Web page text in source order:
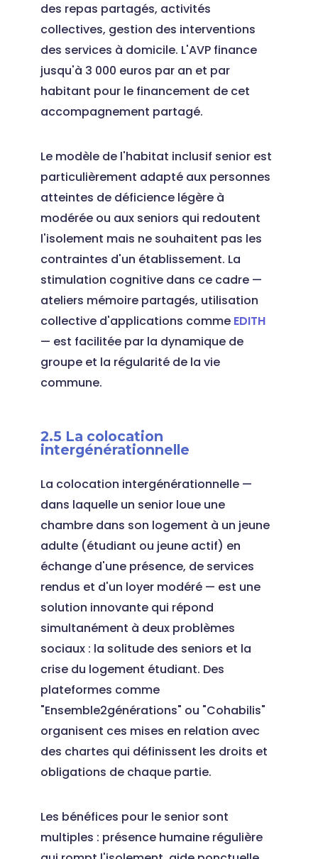
des repas partagés, activités
collectives, gestion des interventions
des services à domicile. L'AVP finance
jusqu'à 3 000 euros par an et par
habitant pour le financement de cet
accompagnement partagé.
Le modèle de l'habitat inclusif senior est
particulièrement adapté aux personnes
atteintes de déficience légère à
modérée ou aux seniors qui redoutent
l'isolement mais ne souhaitent pas les
contraintes d'un établissement. La
stimulation cognitive dans ce cadre —
ateliers mémoire partagés, utilisation
collective d'applications comme EDITH
— est facilitée par la dynamique de
groupe et la régularité de la vie
commune.
2.5 La colocation
intergénérationnelle
La colocation intergénérationnelle —
dans laquelle un senior loue une
chambre dans son logement à un jeune
adulte (étudiant ou jeune actif) en
échange d'une présence, de services
rendus et d'un loyer modéré — est une
solution innovante qui répond
simultanément à deux problèmes
sociaux : la solitude des seniors et la
crise du logement étudiant. Des
plateformes comme
"Ensemble2générations" ou "Cohabilis"
organisent ces mises en relation avec
des chartes qui définissent les droits et
obligations de chaque partie.
Les bénéfices pour le senior sont
multiples : présence humaine régulière